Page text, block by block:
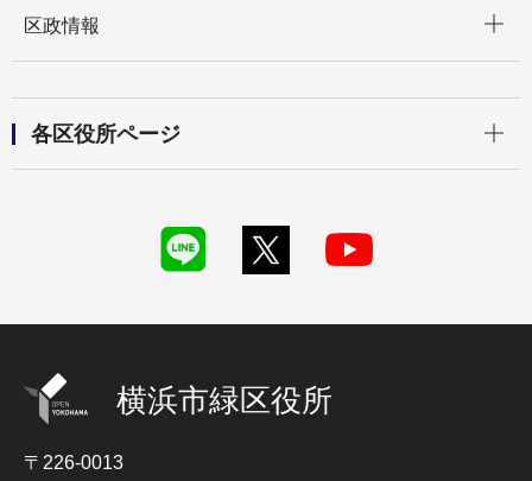
区政情報
各区役所ページ
横浜市緑区役所
〒226-0013